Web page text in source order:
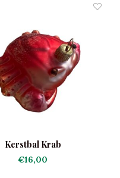
Kerstbal Krab
€16,00